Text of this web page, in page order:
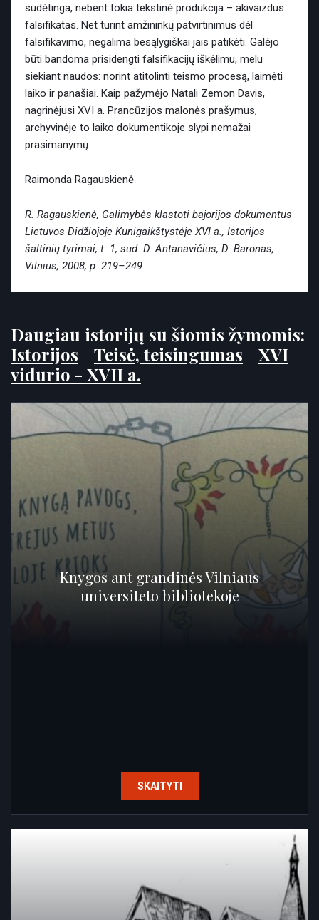
sudėtinga, nebent tokia tekstinė produkcija – akivaizdus
falsifikatas. Net turint amžininkų patvirtinimus dėl
falsifikavimo, negalima besąlygiškai jais patikėti. Galėjo
būti bandoma prisidengti falsifikacijų iškėlimu, melu
siekiant naudos: norint atitolinti teismo procesą, laimėti
laiko ir panašiai. Kaip pažymėjo Natali Zemon Davis,
nagrinėjusi XVI a. Prancūzijos malonės prašymus,
archyvinėje to laiko dokumentikoje slypi nemažai
prasimanymų.
Raimonda Ragauskienė
R. Ragauskienė, Galimybės klastoti bajorijos dokumentus
Lietuvos Didžiojoje Kunigaikštystėje XVI a., Istorijos
šaltinių tyrimai, t. 1, sud. D. Antanavičius, D. Baronas,
Vilnius, 2008, p. 219–249.
Daugiau istorijų su šiomis žymomis:
Istorijos
Teisė, teisingumas
XVI
vidurio - XVII a.
Knygos ant grandinės Vilniaus
universiteto bibliotekoje
SKAITYTI